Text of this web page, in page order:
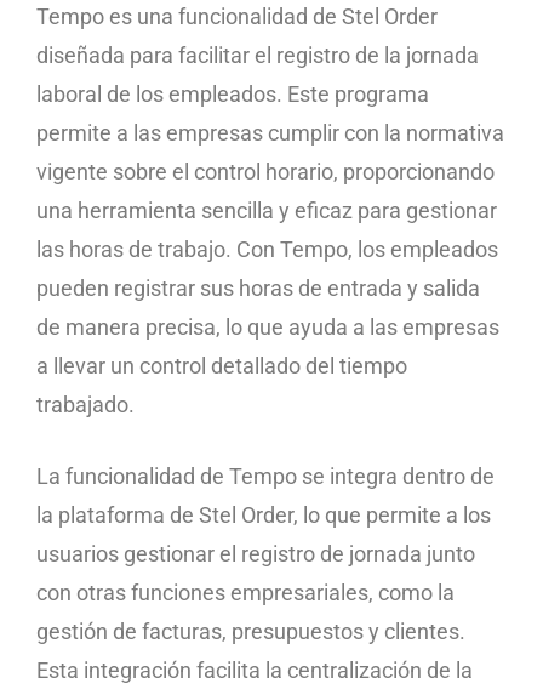
Tempo es una funcionalidad de Stel Order
diseñada para facilitar el registro de la jornada
laboral de los empleados. Este programa
permite a las empresas cumplir con la normativa
vigente sobre el control horario, proporcionando
una herramienta sencilla y eficaz para gestionar
las horas de trabajo. Con Tempo, los empleados
pueden registrar sus horas de entrada y salida
de manera precisa, lo que ayuda a las empresas
a llevar un control detallado del tiempo
trabajado.
La funcionalidad de Tempo se integra dentro de
la plataforma de Stel Order, lo que permite a los
usuarios gestionar el registro de jornada junto
con otras funciones empresariales, como la
gestión de facturas, presupuestos y clientes.
Esta integración facilita la centralización de la